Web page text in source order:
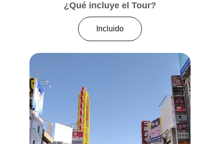
Incluido
¿Qué incluye el Tour?